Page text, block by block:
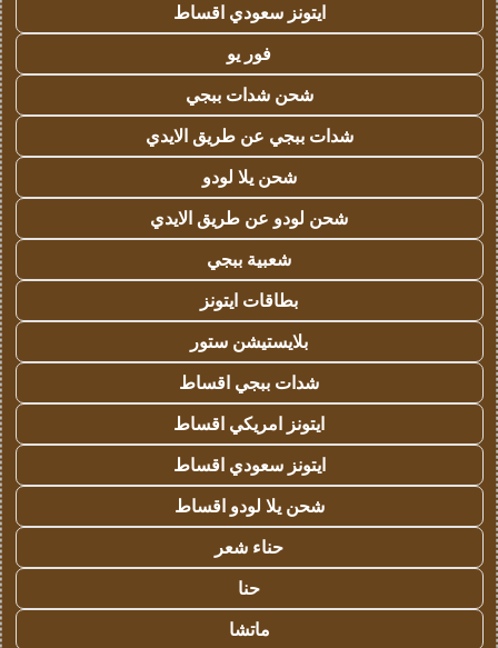
ايتونز سعودي اقساط
فور يو
شحن شدات ببجي
شدات ببجي عن طريق الايدي
شحن يلا لودو
شحن لودو عن طريق الايدي
شعبية ببجي
بطاقات ايتونز
بلايستيشن ستور
شدات ببجي اقساط
ايتونز امريكي اقساط
ايتونز سعودي اقساط
شحن يلا لودو اقساط
حناء شعر
حنا
ماتشا